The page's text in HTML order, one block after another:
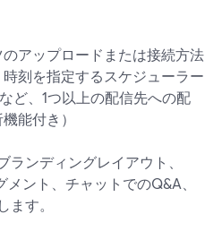
アップロードまたは接続方法
時刻を指定するスケジューラー
ど、1つ以上の配信先への配
能付き）
ンディングレイアウト、
ント、チャットでのQ&A、
す。